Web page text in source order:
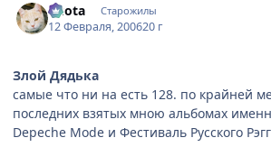
Kuota Старожилы
12 Февраля, 200620 г
Злой Дядька
самые что ни на есть 128. по крайней
последних взятых мною альбомах
Depeche Mode и Фестиваль Русского